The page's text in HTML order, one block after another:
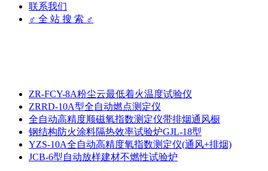
联系我们
♂ 全 站 搜 索 ♂
ZR-FCY-8A粉尘云最低着火温度试验仪
ZRRD-10A型全自动燃点测定仪
全自动高精度顺磁氧指数测定仪带排烟通风橱
钢结构防火涂料隔热效率试验炉GJL-18型
YZS-10A全自动高精度氧指数测定仪(通风+排烟)
JCB-6型自动放样建材不燃性试验炉